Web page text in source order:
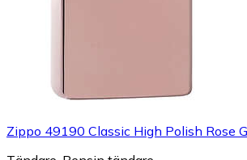
Zippo 49190 Classic High Polish Rose